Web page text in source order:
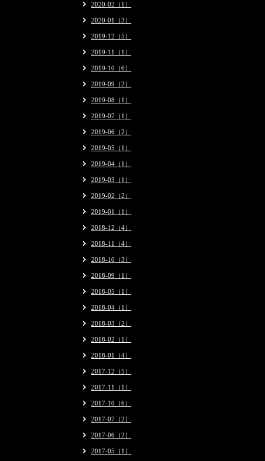
2020-02（1）
2020-01（3）
2019-12（5）
2019-11（1）
2019-10（6）
2019-09（2）
2019-08（1）
2019-07（1）
2019-06（2）
2019-05（1）
2019-04（1）
2019-03（1）
2019-02（2）
2019-01（1）
2018-12（4）
2018-11（4）
2018-10（3）
2018-09（1）
2018-05（1）
2018-04（1）
2018-03（2）
2018-02（1）
2018-01（4）
2017-12（5）
2017-11（1）
2017-10（6）
2017-07（2）
2017-06（2）
2017-05（1）